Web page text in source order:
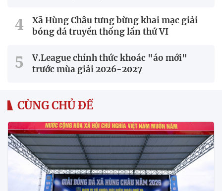
Xã Hùng Châu tưng bừng khai mạc giải
bóng đá truyền thống lần thứ VI
V.League chính thức khoác "áo mới"
trước mùa giải 2026-2027
CÙNG CHỦ ĐỀ